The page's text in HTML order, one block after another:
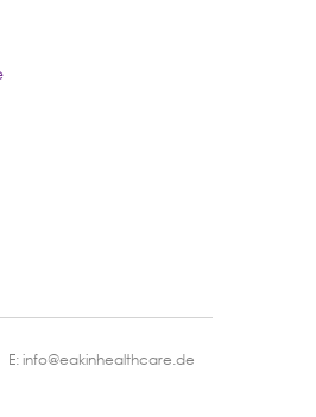
E: info@eakinhealthcare.de